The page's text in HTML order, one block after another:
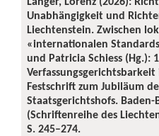
Unabhängigkeit und
Liechtenstein. Zwischen
«internationalen
und Patricia Schiess (Hg.):
Festschrift zum Jubiläum
Staatsgerichtshofs. Baden-
(Schriftenreihe des
S. 245–274.